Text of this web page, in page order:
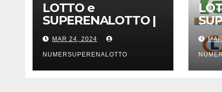
LOTTO e
SUPERENALOTTO |
risultati estrazioni di
sabato 23 marzo
2024
MAR 24, 2024
NUMERSUPERENALOTTO